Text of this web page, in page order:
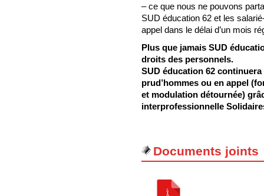
– ce que nous ne pouvons
SUD éducation 62 et les
appel dans le délai d’un mois
Plus que jamais SUD
droits des personnels.
SUD éducation 62 continuera
prud’hommes ou en appel
et modulation détournée)
interprofessionnelle
Documents joints